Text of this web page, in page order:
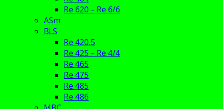
Re 620 – Re 6/6
ASm
BLS
Re 420.5
Re 425 – Re 4/4
Re 465
Re 475
Re 485
Re 486